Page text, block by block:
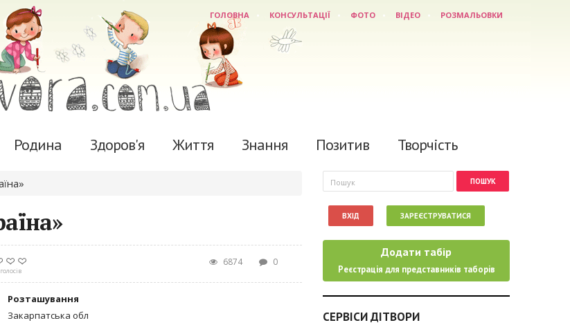
ГОЛОВНА КОНСУЛЬТАЦІЇ ФОТО ВІДЕО РОЗМАЛЬОВКИ
Родина Здоров'я Життя Знання Позитив Творчість
6874 0
Розташування
Закарпатська обл
Пошукова форма
Пошук
ВХІД ЗАРЕЄСТРУВАТИСЯ
Додати табір
Реєстрація для представників таборів
СЕРВІСИ ДІТВОРИ